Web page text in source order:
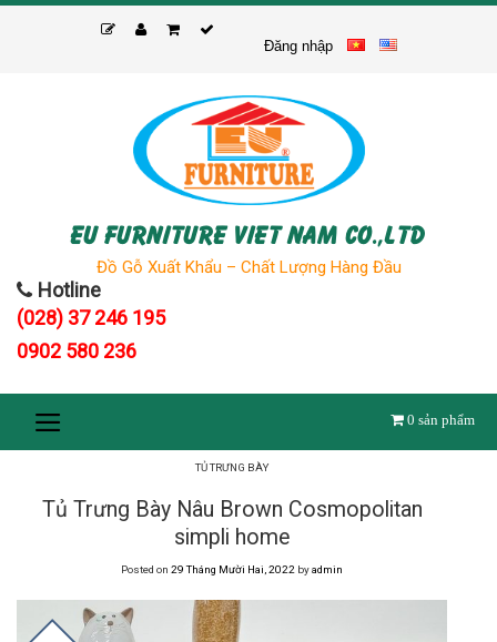
Skip
Đăng nhập
EU FURNITURE VIET NAM CO.,LTD
Đồ Gỗ Xuất Khẩu – Chất Lượng Hàng Đầu
Hotline
(028) 37 246 195
0902 580 236
0 sản phẩm
TỦ TRƯNG BÀY
Tủ Trưng Bày Nâu Brown Cosmopolitan
simpli home
Posted on 29 Tháng Mười Hai, 2022 byadmin